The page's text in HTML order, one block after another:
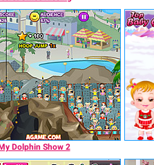
Dolphin Show 2